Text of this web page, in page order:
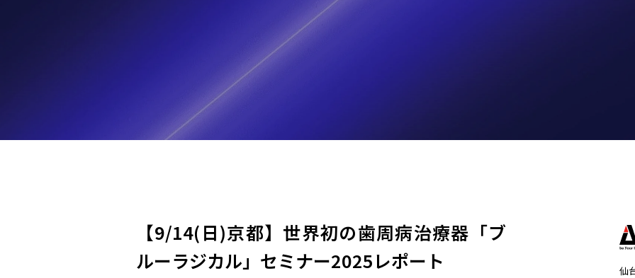
【9/14(日)京都】世界初の歯周病治療器「ブ
ルーラジカル」セミナー2025レポート
仙